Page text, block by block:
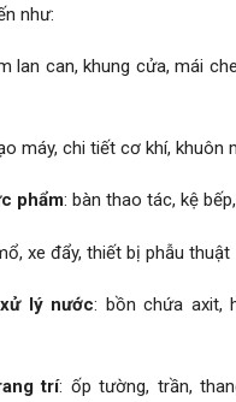
như:
lan can, khung cửa, mái
máy, chi tiết cơ khí, khuôn
phẩm: bàn thao tác, kệ
xe đẩy, thiết bị phẫu thuật
lý nước: bồn chứa axit,
trí: ốp tường, trần,